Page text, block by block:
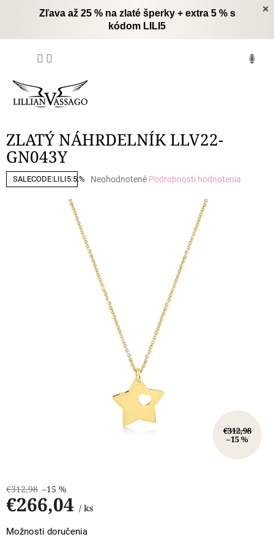
×
Zľava až 25 % na zlaté šperky + extra 5 % s
kódom LILI5
ZLATÝ NÁHRDELNÍK LLV22-
GN043Y
SALECODE:LILI5:5:%
Priemerné
5
hviezdičiek.
Neohodnotené Podrobnosti hodnotenia
€312,98
–15 %
€312,98 –15 %
€266,04 / ks
Jednotková
Možnosti doručenia